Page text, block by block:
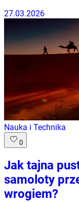
27.03.2026
Nauka i Technika
0
Jak tajna
samoloty
wrogiem?